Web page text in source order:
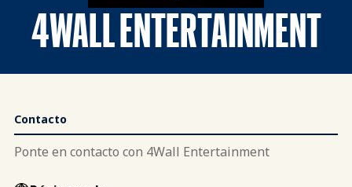
4WALL ENTERTAINMENT
Contacto
Ponte en contacto con 4Wall Entertainment